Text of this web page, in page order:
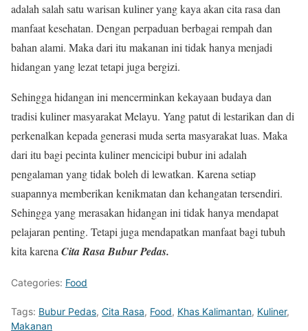
adalah salah satu warisan kuliner yang kaya akan cita rasa dan
manfaat kesehatan. Dengan perpaduan berbagai rempah dan
bahan alami. Maka dari itu makanan ini tidak hanya menjadi
hidangan yang lezat tetapi juga bergizi.
Sehingga hidangan ini mencerminkan kekayaan budaya dan
tradisi kuliner masyarakat Melayu. Yang patut di lestarikan dan di
perkenalkan kepada generasi muda serta masyarakat luas. Maka
dari itu bagi pecinta kuliner mencicipi bubur ini adalah
pengalaman yang tidak boleh di lewatkan. Karena setiap
suapannya memberikan kenikmatan dan kehangatan tersendiri.
Sehingga yang merasakan hidangan ini tidak hanya mendapat
pelajaran penting. Tetapi juga mendapatkan manfaat bagi tubuh
kita karena Cita Rasa Bubur Pedas.
Categories: Food
Tags: Bubur Pedas, Cita Rasa, Food, Khas Kalimantan, Kuliner,
Makanan